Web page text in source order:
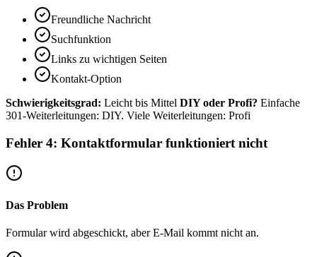
Freundliche Nachricht
Suchfunktion
Links zu wichtigen Seiten
Kontakt-Option
Schwierigkeitsgrad: Leicht bis Mittel DIY oder Profi? Einfache
301-Weiterleitungen: DIY. Viele Weiterleitungen: Profi
Fehler 4: Kontaktformular funktioniert nicht
Das Problem
Formular wird abgeschickt, aber E-Mail kommt nicht an.